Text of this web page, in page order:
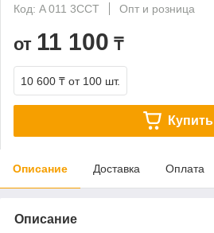
Код: A 011 3CCT
Опт и розница
от 11 100 ₸
10 600 ₸ от 100 шт.
Купить
Описание Доставка Оплата
Описание